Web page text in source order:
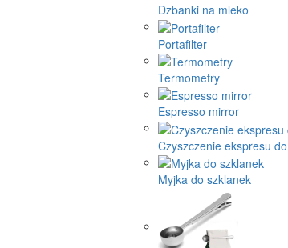
Dzbanki na mleko
Portafilter
Termometry
Espresso mirror
Czyszczenie ekspresu
Myjka do szklanek